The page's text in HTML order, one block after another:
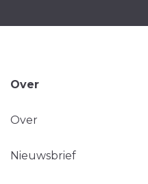
Over
Over
Nieuwsbrief